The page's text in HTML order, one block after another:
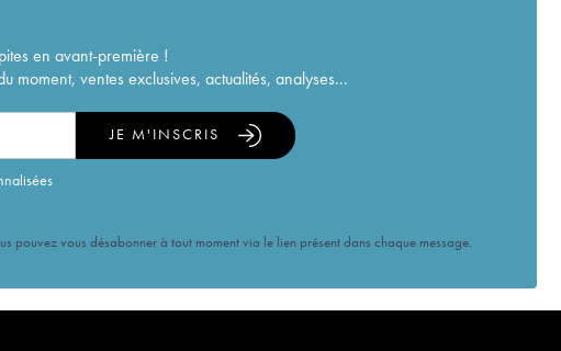
en avant-première !
moment, ventes exclusives, actualités, analyses...
JE M'INSCRIS
vous désabonner à tout moment via le lien présent dans chaque message.